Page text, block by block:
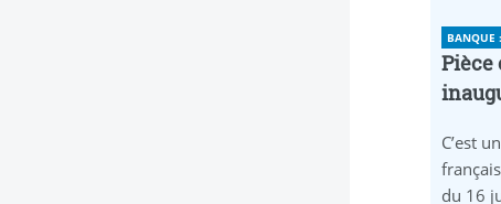
BANQUE
Pièce
C’est
du 16